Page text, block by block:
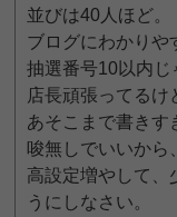
並びは40人ほど。
ブログにわかりや
抽選番号10以内じ
店長頑張ってるけ
あそこまで書きす
唆無しでいいから、
高設定増やして、
うにしなさい。